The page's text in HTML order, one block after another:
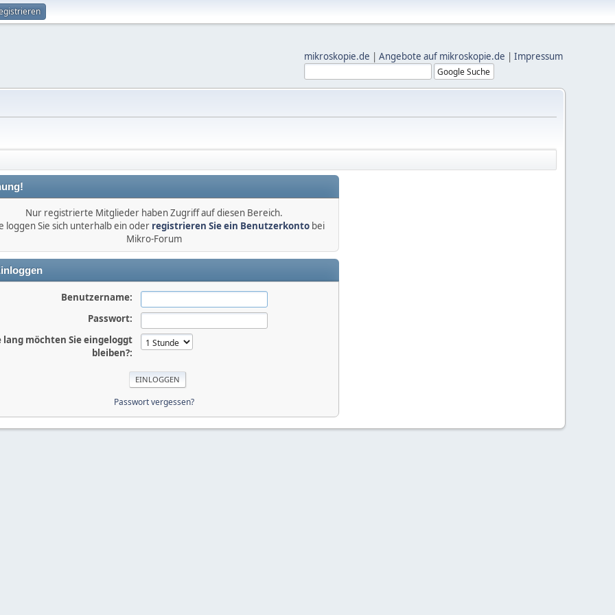
mikroskopie.de | Angebote auf mikroskopie.de | Impressum
Nur registrierte Mitglieder haben Zugriff auf diesen Bereich.
loggen Sie sich unterhalb ein oder registrieren Sie ein Benutzerkontobei
Mikro-Forum
Benutzername:
Passwort:
lang möchten Sie eingeloggt
bleiben?:
Passwort vergessen?